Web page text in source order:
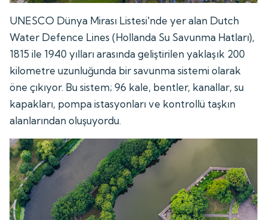
UNESCO Dünya Mirası Listesi'nde yer alan Dutch
Water Defence Lines (Hollanda Su Savunma Hatları),
1815 ile 1940 yılları arasında geliştirilen yaklaşık 200
kilometre uzunluğunda bir savunma sistemi olarak
öne çıkıyor. Bu sistem; 96 kale, bentler, kanallar, su
kapakları, pompa istasyonları ve kontrollü taşkın
alanlarından oluşuyordu.